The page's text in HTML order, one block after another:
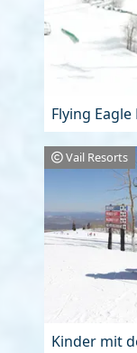
Flying
Vail Resorts
Kinder mit